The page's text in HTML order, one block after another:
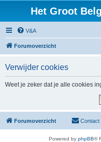
Het Groot
V&A
Forumoverzicht
Verwijder cookies
Weet je zeker dat je alle cookies
Forumoverzicht Contact
Powered by phpBB®